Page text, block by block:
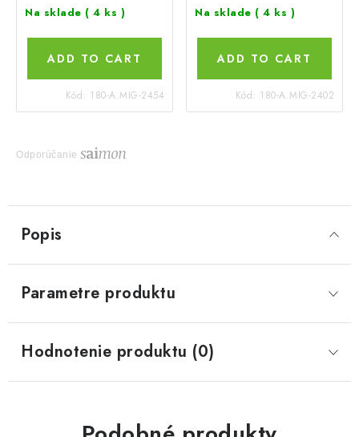
Na sklade ( 4 ks )
ADD TO CART
Kód: 180-A.MIG-2454
Na sklade ( 4 ks )
ADD TO CART
Kód: 180-A.MIG-2402
Odporúčanie
Popis
Parametre produktu
Hodnotenie produktu (0)